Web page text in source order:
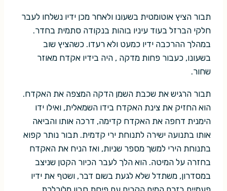
תבור הציץ אוטומטית בשעונו ולאחר מכן ידיו נשלחו לעבר
חלקי הברזל בעוד עיניו בוהות בנקודה סתמית בחדר.
במהלך ההרכבה ידיו כמעט ולא רעדו. כשהציץ שוב
בשעונו, כעבור פחות מדקה , היה בידיו אקדח מאוזר
שחור.
תבור הרגיש את שכבת השמן הדקה המצפה את האקדח.
הוא החזיק את צינת האקדח בידו השמאלית, ואילו ידו
הימנית דחפה את האקדח קדימה, דרכה אותו והביאה
אותו בתנועה ישירה לתנוחת ירי קדמית. תבור נותר קפוא
בתנוחת הירי למשך מספר שניות, ואז הניח את האקדח
בחזרה על המיטה. הוא הלך לעבר הכיור הקטן שניצב
במסדרון, משתדל שלא לגעת בשום דבר, ושטף את ידיו